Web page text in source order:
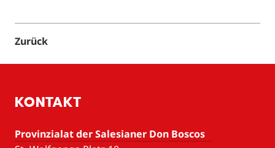
Zurück
KONTAKT
Provinzialat der Salesianer Don Boscos